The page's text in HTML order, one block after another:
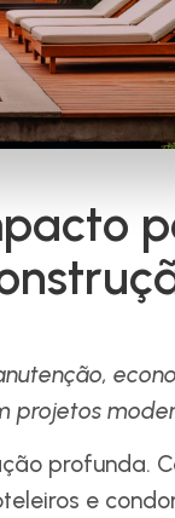
projetos
profunda.
e